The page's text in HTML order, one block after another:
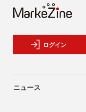
ログイン
ニュース